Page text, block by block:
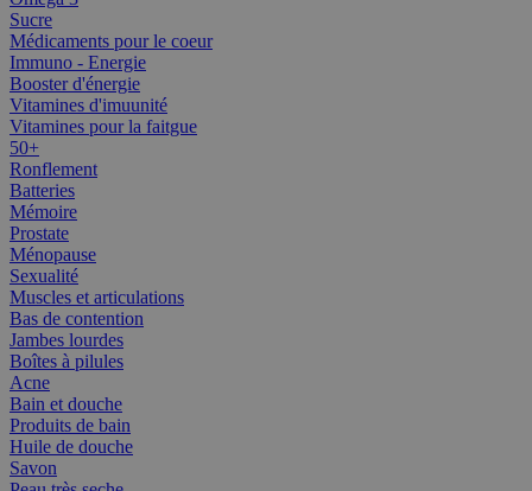
Sucre
Médicaments pour le coeur
Immuno - Energie
Booster d'énergie
Vitamines d'imuunité
Vitamines pour la faitgue
50+
Ronflement
Batteries
Mémoire
Prostate
Ménopause
Sexualité
Muscles et articulations
Bas de contention
Jambes lourdes
Boîtes à pilules
Acne
Bain et douche
Produits de bain
Huile de douche
Savon